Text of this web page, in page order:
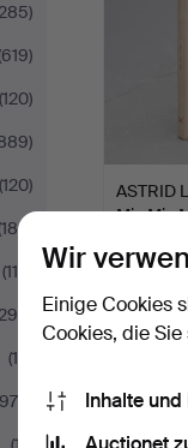
(120)
(120)
(114)
(10)
ASTRID
Mio Min
1 Gebot
32 USD
Wir
Einige Cookies
Cookies, die
Inhalte